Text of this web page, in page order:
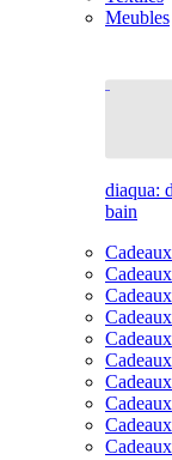
Meubles
diaqua:
bain